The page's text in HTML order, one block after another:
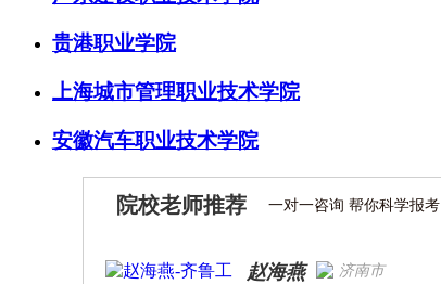
贵港职业学院
上海城市管理职业技术学院
安徽汽车职业技术学院
院校老师推荐 一对一咨询 帮你科学报考
赵海燕 济南市